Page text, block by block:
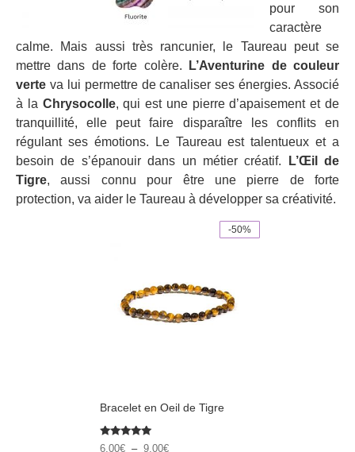
pour son
caractère
calme. Mais aussi très rancunier, le Taureau peut se
mettre dans de forte colère.
L’Aventurine de couleur
verte va lui permettre de canaliser ses énergies. Associé
à la Chrysocolle, qui est une pierre d’apaisement et de
tranquillité, elle peut faire disparaître les conflits en
régulant ses émotions. Le Taureau est talentueux et a
besoin de s’épanouir dans un métier créatif.
L’Œil de
Tigre, aussi connu pour être une pierre de forte
protection, va aider le Taureau à développer sa créativité.
-50%
Bracelet en Oeil de Tigre
Note
6,00€ – 9,00€Plage
plusieurs
variations.
choisies
sur
la